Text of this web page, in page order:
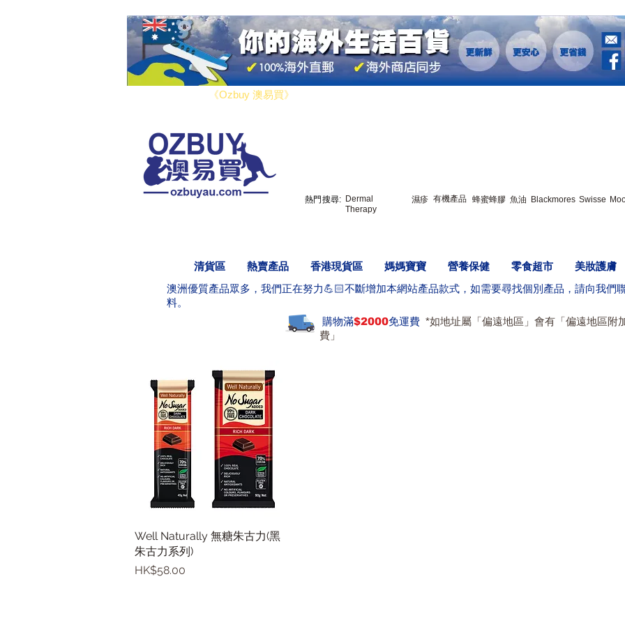
《Ozbuy 澳易買》
熱門搜尋: Dermal
Therapy
濕疹 有機產品 蜂蜜蜂膠 魚油 Blackmores Swisse
清貨區 熱賣產品 香港現貨區 媽媽寶寶 營養保健 零食超市 美妝護膚
澳洲優質產品眾多，我們正在努力💪🏻不斷增加本網站產品款式，如需要尋找個別產品，請向我們
料。
購物滿$2000免運費 *如地址屬「偏遠地區」會有「偏遠地區附
費」
快速瀏覽
Well Naturally 無糖朱古力(黑
朱古力系列)
價格
HK$58.00